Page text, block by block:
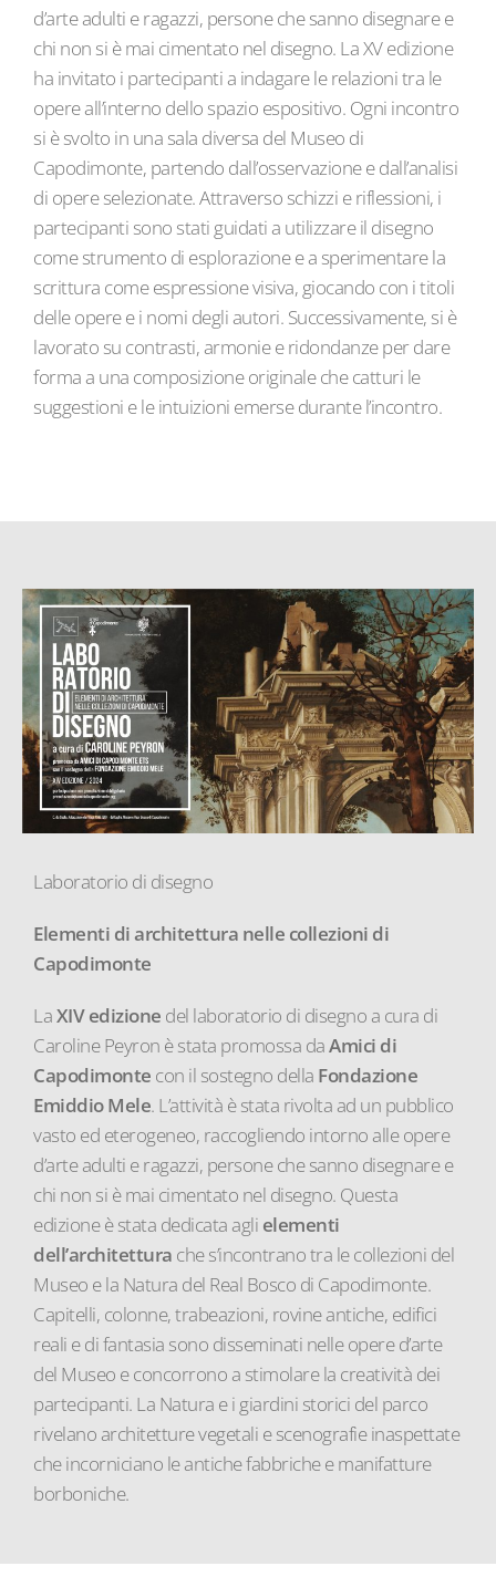
d’arte adulti e ragazzi, persone che sanno disegnare e
chi non si è mai cimentato nel disegno. La XV edizione
ha invitato i partecipanti a indagare le relazioni tra le
opere all’interno dello spazio espositivo. Ogni incontro
si è svolto in una sala diversa del Museo di
Capodimonte, partendo dall’osservazione e dall’analisi
di opere selezionate. Attraverso schizzi e riflessioni, i
partecipanti sono stati guidati a utilizzare il disegno
come strumento di esplorazione e a sperimentare la
scrittura come espressione visiva, giocando con i titoli
delle opere e i nomi degli autori. Successivamente, si è
lavorato su contrasti, armonie e ridondanze per dare
forma a una composizione originale che catturi le
suggestioni e le intuizioni emerse durante l’incontro.
Laboratorio di disegno
Elementi di architettura nelle collezioni di
Capodimonte
LaXIV edizione del laboratorio di disegno a cura di
Caroline Peyron è stata promossa daAmici di
Capodimonte con il sostegno della Fondazione
Emiddio Mele. L’attività è stata rivolta ad un pubblico
vasto ed eterogeneo, raccogliendo intorno alle opere
d’arte adulti e ragazzi, persone che sanno disegnare e
chi non si è mai cimentato nel disegno. Questa
edizione è stata dedicata agli elementi
dell’architettura che s’incontrano tra le collezioni del
Museo e la Natura del Real Bosco di Capodimonte.
Capitelli, colonne, trabeazioni, rovine antiche, edifici
reali e di fantasia sono disseminati nelle opere d’arte
del Museo e concorrono a stimolare la creatività dei
partecipanti. La Natura e i giardini storici del parco
rivelano architetture vegetali e scenografie inaspettate
che incorniciano le antiche fabbriche e manifatture
borboniche.